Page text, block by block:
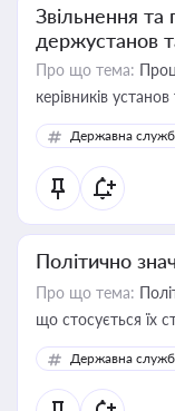
Звільнення та
держустанов
Про що тема:
керівників
Державна
Політично
Про що тема:
що стосується їх
Державна